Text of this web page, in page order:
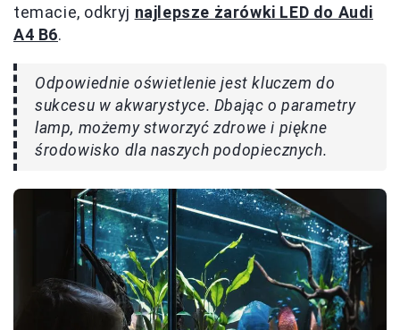
temacie, odkryj najlepsze żarówki LED do Audi
A4 B6.
Odpowiednie oświetlenie jest kluczem do
sukcesu w akwarystyce. Dbając o parametry
lamp, możemy stworzyć zdrowe i piękne
środowisko dla naszych podopiecznych.